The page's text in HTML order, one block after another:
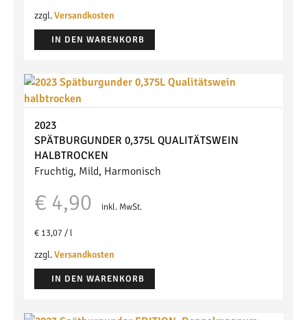
war:
€ 74,00
zzgl.Versandkosten
IN DEN WARENKORB
2023
SPÄTBURGUNDER 0,375L QUALITÄTSWEIN
HALBTROCKEN
Fruchtig, Mild, Harmonisch
€ 4,90 inkl. MwSt.
€ 13,07 / l
zzgl.Versandkosten
IN DEN WARENKORB